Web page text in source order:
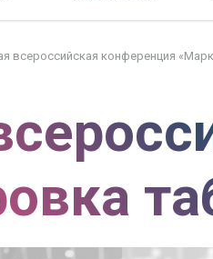
всероссийская конференция